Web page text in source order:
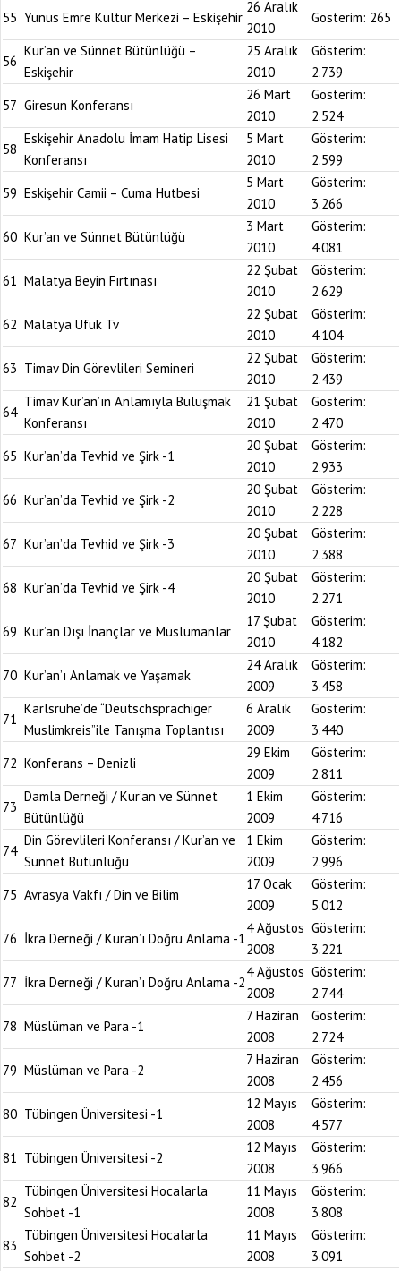
55 Yunus Emre Kültür Merkezi – Eskişehir
26 Aralık
2010
Gösterim: 265
56
Kur’an ve Sünnet Bütünlüğü –
Eskişehir
25 Aralık
2010
Gösterim:
2.739
57 Giresun Konferansı
26 Mart
2010
Gösterim:
2.524
58
Eskişehir Anadolu İmam Hatip Lisesi
Konferansı
5 Mart
2010
Gösterim:
2.599
59 Eskişehir Camii – Cuma Hutbesi
5 Mart
2010
Gösterim:
3.266
60 Kur’an ve Sünnet Bütünlüğü
3 Mart
2010
Gösterim:
4.081
61 Malatya Beyin Fırtınası
22 Şubat
2010
Gösterim:
2.629
62 Malatya Ufuk Tv
22 Şubat
2010
Gösterim:
4.104
63 Timav Din Görevlileri Semineri
22 Şubat
2010
Gösterim:
2.439
64
Timav Kur’an’ın Anlamıyla Buluşmak
Konferansı
21 Şubat
2010
Gösterim:
2.470
65 Kur’an’da Tevhid ve Şirk -1
20 Şubat
2010
Gösterim:
2.933
66 Kur’an’da Tevhid ve Şirk -2
20 Şubat
2010
Gösterim:
2.228
67 Kur’an’da Tevhid ve Şirk -3
20 Şubat
2010
Gösterim:
2.388
68 Kur’an’da Tevhid ve Şirk -4
20 Şubat
2010
Gösterim:
2.271
69 Kur’an Dışı İnançlar ve Müslümanlar
17 Şubat
2010
Gösterim:
4.182
70 Kur’an’ı Anlamak ve Yaşamak
24 Aralık
2009
Gösterim:
3.458
71
Karlsruhe’de “Deutschsprachiger
Muslimkreis”ile Tanışma Toplantısı
6 Aralık
2009
Gösterim:
3.440
72 Konferans – Denizli
29 Ekim
2009
Gösterim:
2.811
73
Damla Derneği / Kur’an ve Sünnet
Bütünlüğü
1 Ekim
2009
Gösterim:
4.716
74
Din Görevlileri Konferansı / Kur’an ve
Sünnet Bütünlüğü
1 Ekim
2009
Gösterim:
2.996
75 Avrasya Vakfı / Din ve Bilim
17 Ocak
2009
Gösterim:
5.012
76 İkra Derneği / Kuran’ı Doğru Anlama -1
4 Ağustos
2008
Gösterim:
3.221
77 İkra Derneği / Kuran’ı Doğru Anlama -2
4 Ağustos
2008
Gösterim:
2.744
78 Müslüman ve Para -1
7 Haziran
2008
Gösterim:
2.724
79 Müslüman ve Para -2
7 Haziran
2008
Gösterim:
2.456
80 Tübingen Üniversitesi -1
12 Mayıs
2008
Gösterim:
4.577
81 Tübingen Üniversitesi -2
12 Mayıs
2008
Gösterim:
3.966
82
Tübingen Üniversitesi Hocalarla
Sohbet -1
11 Mayıs
2008
Gösterim:
3.808
83
Tübingen Üniversitesi Hocalarla
Sohbet -2
11 Mayıs
2008
Gösterim:
3.091